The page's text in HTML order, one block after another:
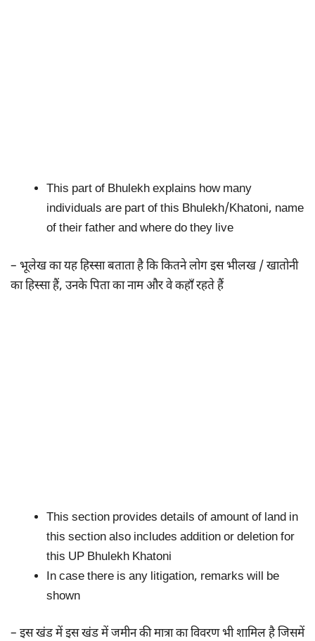
This part of Bhulekh explains how many
individuals are part of this Bhulekh/Khatoni, name
of their father and where do they live
– भूलेख का यह हिस्सा बताता है कि कितने लोग इस भीलख / खातोनी
का हिस्सा हैं, उनके पिता का नाम और वे कहाँ रहते हैं
This section provides details of amount of land in
this section also includes addition or deletion for
this UP Bhulekh Khatoni
In case there is any litigation, remarks will be
shown
– इस खंड में इस खंड में जमीन की मात्रा का विवरण भी शामिल है जिसमें